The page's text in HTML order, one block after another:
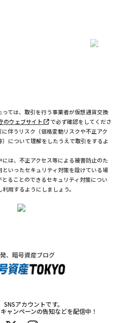
ては、取引を行う事業者が仮想通貨交換
のウェブサイト
で必ず確認をしてくださ
伴うリスク（価格変動リスクや不正アク
について理解をしたうえで取引をするよ
は、不正アクセス等による被害防止のた
いったセキュリティ対策を設けている場
ることのできるセキュリティ対策につい
用するようにしましょう。
、暗号資産ブログ
SNSアカウントです。
ャンペーンの告知などを配信中！